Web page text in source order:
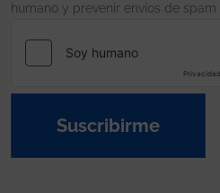
humano y prevenir envíos de
Suscribirme